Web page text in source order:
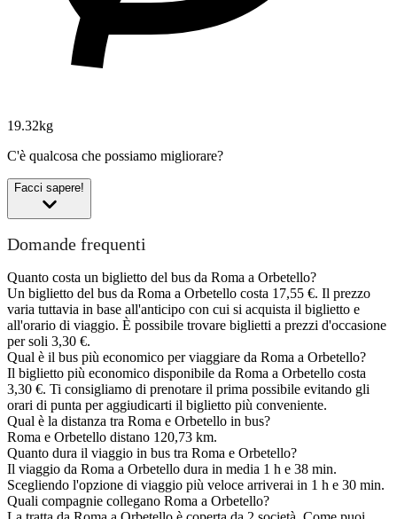
19.32kg
C'è qualcosa che possiamo migliorare?
Facci sapere!
Domande frequenti
Quanto costa un biglietto del bus da Roma a Orbetello?
Un biglietto del bus da Roma a Orbetello costa 17,55 €. Il prezzo
varia tuttavia in base all'anticipo con cui si acquista il biglietto e
all'orario di viaggio. È possibile trovare biglietti a prezzi d'occasione
per soli 3,30 €.
Qual è il bus più economico per viaggiare da Roma a Orbetello?
Il biglietto più economico disponibile da Roma a Orbetello costa
3,30 €. Ti consigliamo di prenotare il prima possibile evitando gli
orari di punta per aggiudicarti il biglietto più conveniente.
Qual è la distanza tra Roma e Orbetello in bus?
Roma e Orbetello distano 120,73 km.
Quanto dura il viaggio in bus tra Roma e Orbetello?
Il viaggio da Roma a Orbetello dura in media 1 h e 38 min.
Scegliendo l'opzione di viaggio più veloce arriverai in 1 h e 30 min.
Quali compagnie collegano Roma a Orbetello?